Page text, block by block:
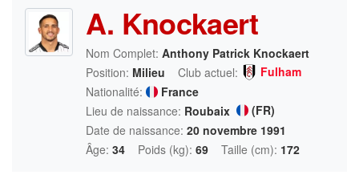
A. Knockaert
Nom Complet: Anthony Patrick Knockaert
Position: Milieu Club actuel:
Fulham
Nationalité:
France
Lieu de naissance: Roubaix
(FR)
Date de naissance: 20 novembre 1991
Âge: 34 Poids (kg): 69 Taille (cm): 172